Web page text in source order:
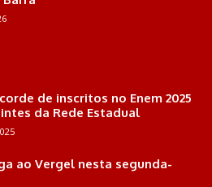
de inscritos no Enem 2025
da Rede Estadual
ao Vergel nesta segunda-